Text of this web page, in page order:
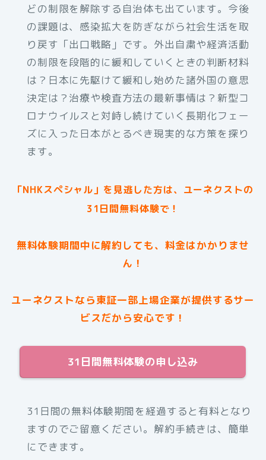
どの制限を解除する自治体も出ています。今後
の課題は、感染拡大を防ぎながら社会生活を取
り戻す「出口戦略」です。外出自粛や経済活動
の制限を段階的に緩和していくときの判断材料
は？日本に先駆けて緩和し始めた諸外国の意思
決定は？治療や検査方法の最新事情は？新型コ
ロナウイルスと対峙し続けていく長期化フェー
ズに入った日本がとるべき現実的な方策を探り
ます。
「NHKスペシャル」を見逃した方は、ユーネクストの
31日間無料体験で！
無料体験期間中に解約しても、料金はかかりませ
ん！
ユーネクストなら東証一部上場企業が提供するサー
ビスだから安心です！
31日間無料体験の申し込み
31日間の無料体験期間を経過すると有料となり
ますのでご留意ください。解約手続きは、簡単
にできます。